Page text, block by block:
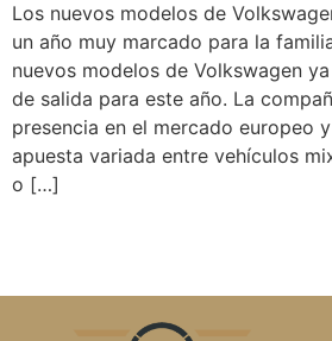
Los nuevos modelos de
un año muy marcado para la
nuevos modelos de Volkswagen
de salida para este año. La
presencia en el mercado europeo
apuesta variada entre vehículos
o […]